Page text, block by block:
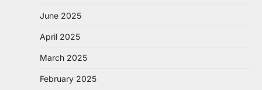
June 2025
April 2025
March 2025
February 2025